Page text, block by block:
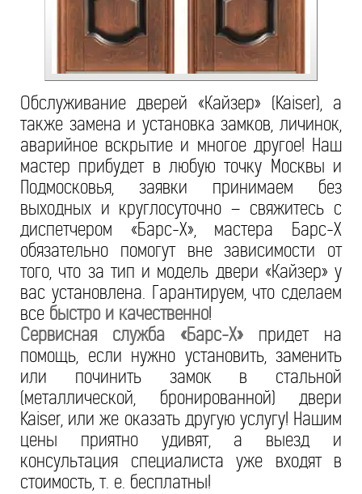
Обслуживание дверей «Кайзер» (Kaiser), а
также замена и установка замков, личинок,
аварийное вскрытие и многое другое! Наш
мастер прибудет в любую точку Москвы и
Подмосковья, заявки принимаем без
выходных и круглосуточно – свяжитесь с
диспетчером «Барс-Х», мастера Барс-Х
обязательно помогут вне зависимости от
того, что за тип и модель двери «Кайзер» у
вас установлена. Гарантируем, что сделаем
все быстро и качественно!
Сервисная служба «Барс-Х» придет на
помощь, если нужно установить, заменить
или починить замок в стальной
(металлической, бронированной) двери
Kaiser, или же оказать другую услугу! Нашим
цены приятно удивят, а выезд и
консультация специалиста уже входят в
стоимость, т. е. бесплатны!